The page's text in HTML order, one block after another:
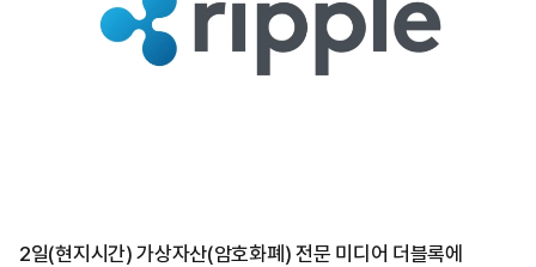
2일(현지시간) 가상자산(암호화폐) 전문 미디어 더블록에